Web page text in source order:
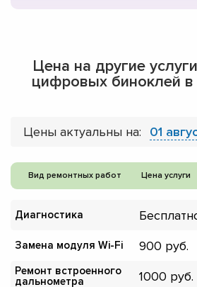
Цена на другие
цифровых биноклей
Цены актуальны на: 01
Вид ремонтных работ Цена услуги
Диагностика
Замена модуля Wi-Fi 900
Ремонт встроенного
дальнометра
1000